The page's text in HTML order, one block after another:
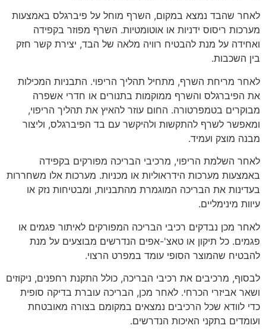
לאחר שהבד נמצא במקום, השרף מוחל על פיברגלס באמצעות
מערכות ריסוס ידניות או אוטומטיות. השרף מפוזר בקפידה
ואחידה על מנת להבטיח רוויה מלאה של הבד, יצירת קשר חזק
בין השכבות.
לאחר מריחת השרף, מתחיל תהליך הריפוי. התבניות המכילות
את הפיברגלס והשרף ממוקמות בתנורים או חדרי אשפרה
מבוקרים בטמפרטורה. החום עוזר להאיץ את תהליך הריפוי,
ומאפשר לשרף להתקשות ולהיקשר עם בד הפיברגלס, וליצור
מבנה מוצק ועמיד.
לאחר השלמת הריפוי, מרכיבי הבריכה מפורקים בקפידה
באמצעות מערכות הידראוליות או מכניות. מערכות אלו משחררות
בעדינות את הבריכה המוגמרת מהתבניות, ומבטיחות נזק או
עיוות מינימליים.
לאחר מכן נבדקים רכיבי הבריכה המפורקים לאיתור פגמים או
פגמים. כל תיקון או טאצ'-אפים הנדרשים מבוצעים על מנת
להבטיח שהמוצר הסופי עומד במפרט הרצוי.
לבסוף, מרכיבים את רכיבי הבריכה, כולל התקנת רחפנים, ניקוזים
ושאר אביזרי הכרחי. לאחר מכן, הבריכה עוברת בדיקה סופית
כדי לוודא שכל הרכיבים נמצאים במקומם בצורה מאובטחת
ועומדים בתקני האיכות הנדרשים.